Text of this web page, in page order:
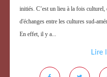
initiés. C’est un lieu à la fois culturel,
d'échanges entre les cultures sud-
En effet, il y a...
Lire